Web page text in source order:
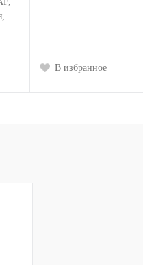
В избранное